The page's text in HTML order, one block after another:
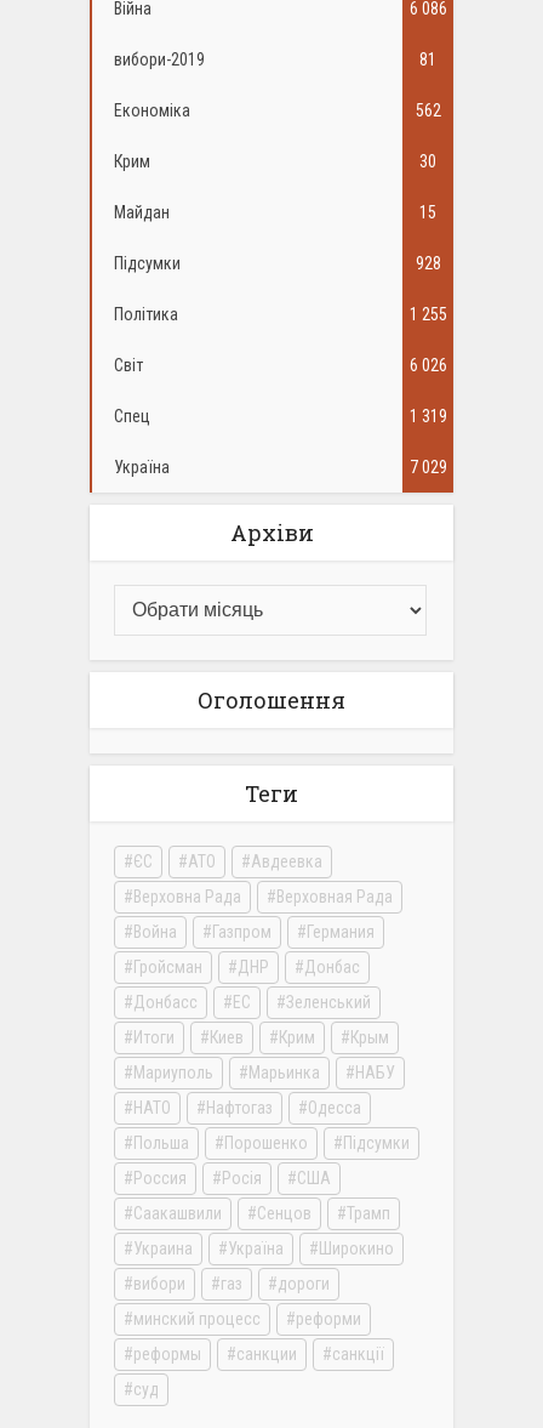
Війна 6 086
вибори-2019 81
Економіка 562
Крим 30
Майдан 15
Підсумки 928
Політика 1 255
Світ 6 026
Спец 1 319
Україна 7 029
Архіви
Оголошення
Теги
ЄС АТО
Авдеевка
Верховна Рада
Верховная Рада
Война
Газпром
Германия
Гройсман
ДНР
Донбас
Донбасс
ЕС
Зеленський
Итоги
Киев Крим
Крым
Мариуполь
Марьинка
НАБУ
НАТО
Нафтогаз
Одесса
Польша
Порошенко
Підсумки
Россия
Росія
США
Саакашвили
Сенцов
Трамп
Украина
Україна
Широкино
вибори
газ
дороги
минский процесс
реформи
реформы
санкции
санкції
суд